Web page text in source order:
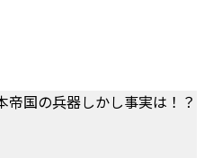
国の兵器しかし事実は！？